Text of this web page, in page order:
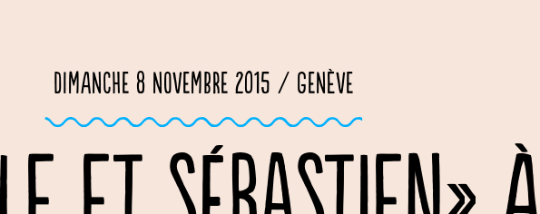
Dimanche 8 novembre 2015 / Genève